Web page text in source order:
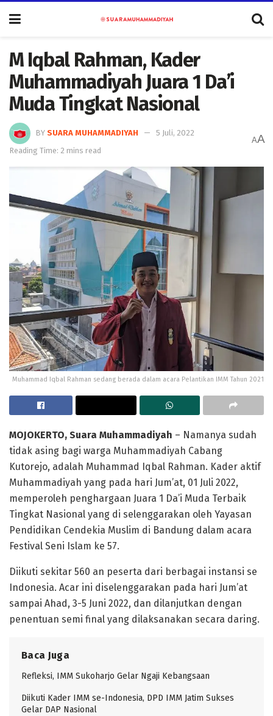
M Iqbal Rahman, Kader
Muhammadiyah Juara 1 Da’i
Muda Tingkat Nasional
BY SUARA MUHAMMADIYAH
5 Juli, 2022
Reading Time: 2 mins read
AA
Muhammad Iqbal Rahman sedang berada dalam acara Pelantikan IMM Tahun 2021
MOJOKERTO, Suara Muhammadiyah – Namanya sudah
tidak asing bagi warga Muhammadiyah Cabang
Kutorejo, adalah Muhammad Iqbal Rahman. Kader aktif
Muhammadiyah yang pada hari Jum’at, 01 Juli 2022,
memperoleh penghargaan Juara 1 Da’i Muda Terbaik
Tingkat Nasional yang di selenggarakan oleh Yayasan
Pendidikan Cendekia Muslim di Bandung dalam acara
Festival Seni Islam ke 57.
Diikuti sekitar 560 an peserta dari berbagai instansi se
Indonesia. Acar ini diselenggarakan pada hari Jum’at
sampai Ahad, 3-5 Juni 2022, dan dilanjutkan dengan
penentuan semi final yang dilaksanakan secara daring.
Baca Juga
Refleksi, IMM Sukoharjo Gelar Ngaji Kebangsaan
Diikuti Kader IMM se-Indonesia, DPD IMM Jatim Sukses
Gelar DAP Nasional